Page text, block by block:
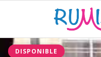
DISPONIBLE